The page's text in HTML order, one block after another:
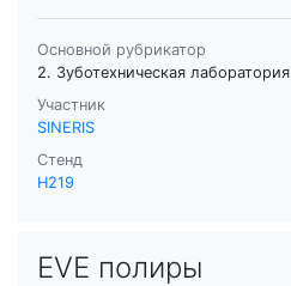
Основной рубрикатор
2. Зуботехническая лаборатория
Участник
SINERIS
Стенд
H219
EVE полиры